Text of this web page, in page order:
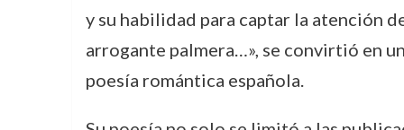
y su habilidad para captar la atención
arrogante palmera…», se convirtió en
poesía romántica española.